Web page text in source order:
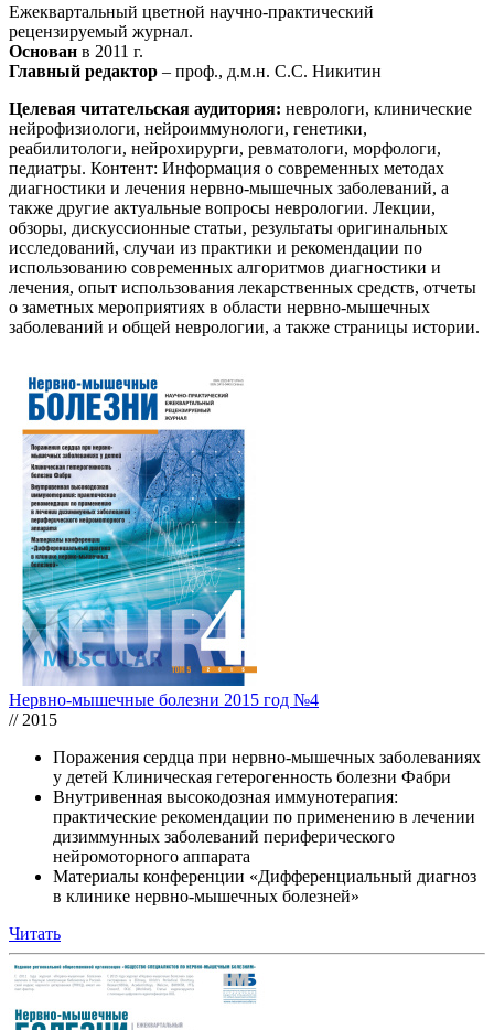
Ежеквартальный цветной научно-практический
рецензируемый журнал.
Основан в 2011 г.
Главный редактор – проф., д.м.н. С.С. Никитин
Целевая читательская аудитория: неврологи, клинические
нейрофизиологи, нейроиммунологи, генетики,
реабилитологи, нейрохирурги, ревматологи, морфологи,
педиатры. Контент: Информация о современных методах
диагностики и лечения нервно-мышечных заболеваний, а
также другие актуальные вопросы неврологии. Лекции,
обзоры, дискуссионные статьи, результаты оригинальных
исследований, случаи из практики и рекомендации по
использованию современных алгоритмов диагностики и
лечения, опыт использования лекарственных средств, отчеты
о заметных мероприятиях в области нервно-мышечных
заболеваний и общей неврологии, а также страницы истории.
Нервно-мышечные болезни 2015 год №4
// 2015
Поражения сердца при нервно-мышечных заболеваниях
у детей Клиническая гетерогенность болезни Фабри
Внутривенная высокодозная иммунотерапия:
практические рекомендации по применению в лечении
дизиммунных заболеваний периферического
нейромоторного аппарата
Материалы конференции «Дифференциальный диагноз
в клинике нервно-мышечных болезней»
Читать